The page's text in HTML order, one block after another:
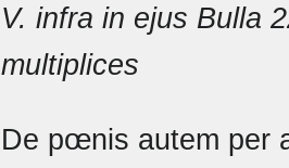
V. infra in ejus Bulla
multiplices
De pœnis autem per